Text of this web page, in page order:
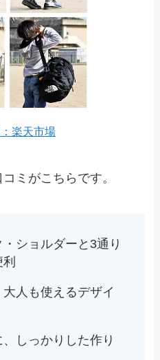
楽天市場
ミがこちらです。
ショルダーと3通り
人も使えるデザイ
しっかりした作り